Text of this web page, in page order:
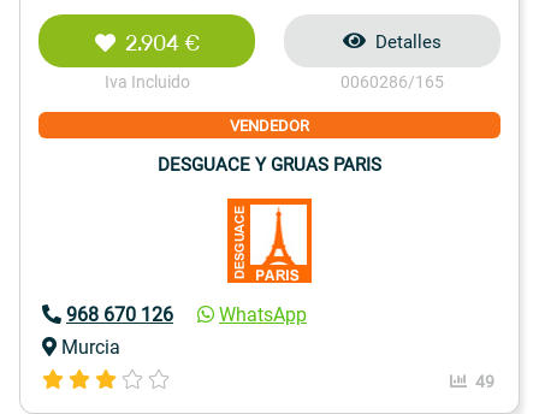
2.904 €
Iva Incluido
Detalles
0060286/165
VENDEDOR
DESGUACE Y GRUAS PARIS
968 670 126
WhatsApp
Murcia
49